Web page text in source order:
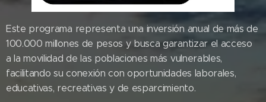
Este programa representa una inversión anual de más de
100.000 millones de pesos y busca garantizar el acceso
a la movilidad de las poblaciones más vulnerables,
facilitando su conexión con oportunidades laborales,
educativas, recreativas y de esparcimiento.